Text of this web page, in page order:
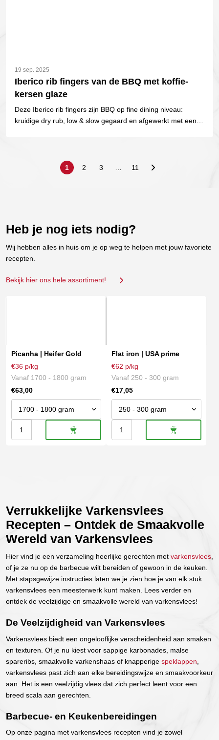
19 sep. 2025
Iberico rib fingers van de BBQ met koffie-
kersen glaze
Deze Iberico rib fingers zijn BBQ op fine dining niveau:
kruidige dry rub, low & slow gegaard en afgewerkt met een
1 2 3 … 11
Heb je nog iets nodig?
Wij hebben alles in huis om je op weg te helpen met jouw favoriete
recepten.
Bekijk hier ons hele assortiment!
Picanha | Heifer Gold
€36 p/kg
Vanaf 1700 - 1800 gram
€63,00
Picanha
|
variaties.
Deze
optie
gekozen
worden
op
productpagina
Flat iron | USA prime
€62 p/kg
Vanaf 250 - 300 gram
€17,05
Flat
iron
variaties.
Deze
optie
gekozen
worden
op
productpagina
Verrukkelijke Varkensvlees
Recepten – Ontdek de Smaakvolle
Wereld van Varkensvlees
Hier vind je een verzameling heerlijke gerechten met varkensvlees
of je ze nu op de barbecue wilt bereiden of gewoon in de keuken.
Met stapsgewijze instructies laten we je zien hoe je van elk stuk
varkensvlees een meesterwerk kunt maken. Lees verder en
ontdek de veelzijdige en smaakvolle wereld van varkensvlees!
De Veelzijdigheid van Varkensvlees
Varkensvlees biedt een ongelooflijke verscheidenheid aan smaken
en texturen. Of je nu kiest voor sappige karbonades, malse
spareribs, smaakvolle varkenshaas of knapperige speklappen
varkensvlees past zich aan elke bereidingswijze en smaakvoorkeur
aan. Het is een veelzijdig vlees dat zich perfect leent voor een
breed scala aan gerechten.
Barbecue- en Keukenbereidingen
Op onze pagina met varkensvlees recepten vind je zowel